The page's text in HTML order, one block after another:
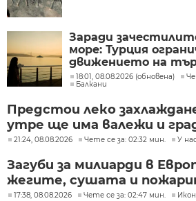
Заради
море: Турция
движението на
кораби
18:01, 08.08.2026 (обновена)
Балкани
Предстои леко
утре ще има валежи и
21:24, 08.08.2026 Чете се за: 02:32 мин. У нас
Загуби за милиарди в
жегите, сушата и
17:38, 08.08.2026 Чете се за: 02:47 мин.